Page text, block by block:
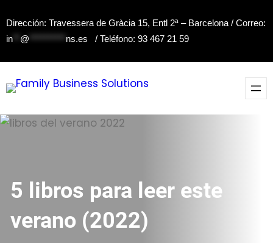
al
contenido
Dirección: Travessera de Gràcia 15, Entl 2ª – Barcelona / Correo:
in
@ ns.es / Teléfono: 93 467 21 59
5 libros para leer este
verano (2022)